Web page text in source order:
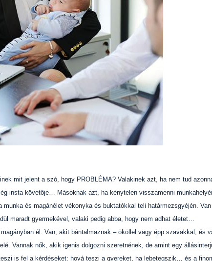
mit jelent a szó, hogy PROBLÉMA? Valakinek azt, ha nem tud
insta követője… Másoknak azt, ha kénytelen visszamenni
és magánélet vékonyka és buktatókkal teli határmezsgyéjén. Van
maradt gyermekével, valaki pedig abba, hogy nem adhat életet…
él. Van, akit bántalmaznak – ököllel vagy épp szavakkal, és
Vannak nők, akik igenis dolgozni szeretnének, de amint egy
is fel a kérdéseket: hová teszi a gyereket, ha lebetegszik… és a